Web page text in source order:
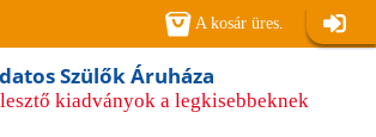
Jump to navigation
Szülők Áruháza
kiadványok a legkisebbeknek
A kosár üres.